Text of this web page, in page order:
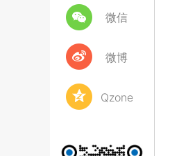
微信
微博
Qzone